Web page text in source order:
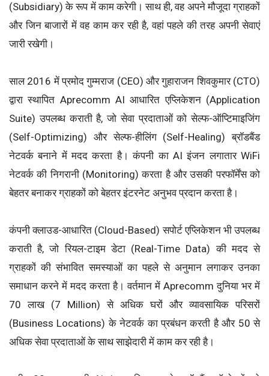
(Subsidiary) के रूप में काम करेगी। साथ ही, वह अपने मौजूदा ग्राहकों
और जिन बाजारों में वह काम कर रही है, वहां पहले की तरह अपनी सेवाएं
जारी रखेगी।
साल 2016 में प्रमोद गुम्मराज (CEO) और गुहाराजन शिवकुमार (CTO)
द्वारा स्थापित Aprecomm AI आधारित एप्लिकेशन (Application
Suite) उपलब्ध कराती है, जो सेवा प्रदाताओं को सेल्फ-ऑप्टिमाइजिंग
(Self-Optimizing) और सेल्फ-हीलिंग (Self-Healing) ब्रॉडबैंड
नेटवर्क बनाने में मदद करता है। कंपनी का AI इंजन लगातार WiFi
नेटवर्क की निगरानी (Monitoring) करता है और उसकी परफॉर्मेंस को
बेहतर बनाकर ग्राहकों को बेहतर इंटरनेट अनुभव प्रदान करता है।
कंपनी क्लाउड-आधारित (Cloud-Based) सपोर्ट एप्लिकेशन भी उपलब्ध
कराती है, जो रियल-टाइम डेटा (Real-Time Data) की मदद से
ग्राहकों की संभावित समस्याओं का पहले से अनुमान लगाकर उनका
समाधान करने में मदद करता है। वर्तमान में Aprecomm दुनिया भर में
70 लाख (7 Million) से अधिक घरों और व्यावसायिक परिसरों
(Business Locations) के नेटवर्क का प्रबंधन करती है और 50 से
अधिक सेवा प्रदाताओं के साथ साझेदारी में काम कर रही है।